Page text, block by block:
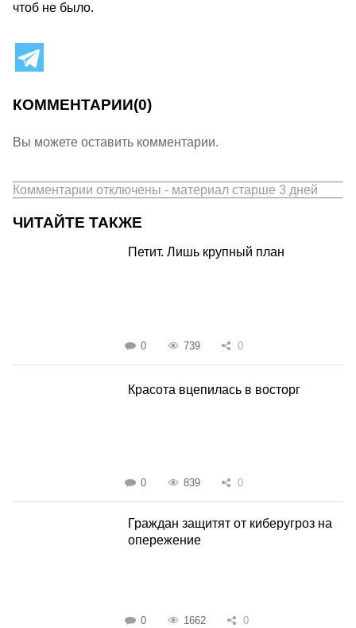
чтоб не было.
КОММЕНТАРИИ(0)
Вы можете оставить комментарии.
Комментарии отключены - материал старше 3 дней
ЧИТАЙТЕ ТАКЖЕ
Петит. Лишь крупный план
0 739 0
Красота вцепилась в восторг
0 839 0
Граждан защитят от киберугроз на
опережение
0 1662 0